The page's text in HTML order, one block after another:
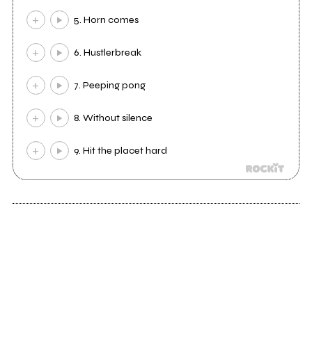
5. Horn comes
6. Hustlerbreak
7. Peeping pong
8. Without silence
9. Hit the placet hard